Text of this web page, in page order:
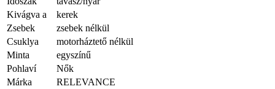
Kivágva a
kerek
Zsebek
zsebek nélkül
Csuklya
motorháztető nélkül
Minta
egyszínű
Pohlaví
Nők
Márka
RELEVANCE